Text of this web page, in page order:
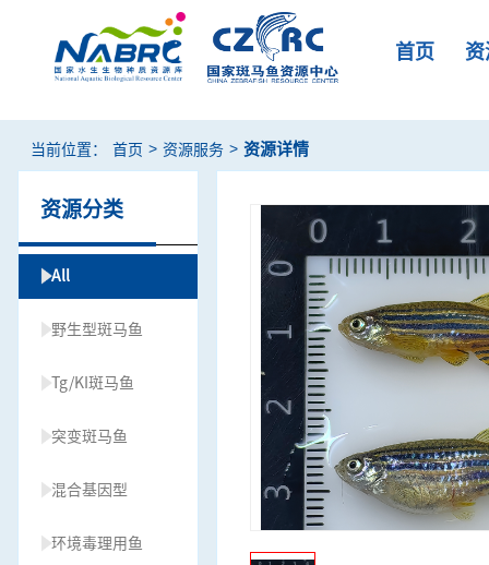
首页
当前位置： 首页 > 资源服务 > 资源详情
资源分类
All
野生型斑马鱼
Tg/KI斑马鱼
突变斑马鱼
混合基因型
环境毒理用鱼